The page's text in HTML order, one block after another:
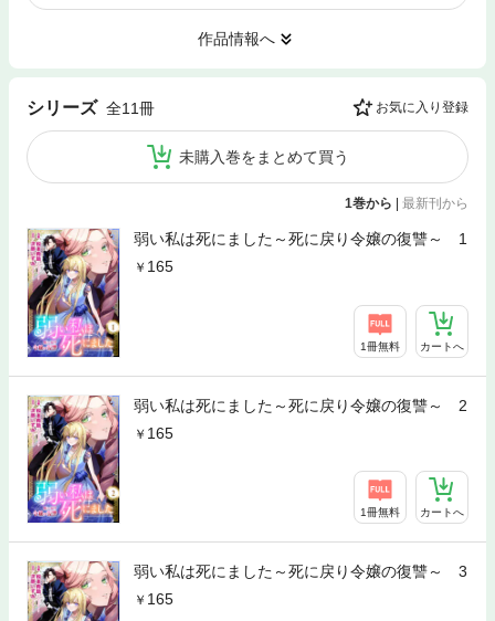
作品情報へ
シリーズ 全11冊 お気に入り登録
未購入巻をまとめて買う
1巻から 最新刊から
弱い私は死にました～死に戻り令嬢の復讐～ 1
165
1冊無料 カートへ
弱い私は死にました～死に戻り令嬢の復讐～ 2
165
1冊無料 カートへ
弱い私は死にました～死に戻り令嬢の復讐～ 3
165